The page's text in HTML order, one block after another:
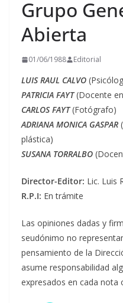
Grupo
Abierta
01/06/1988 Editorial
LUIS RAUL CALVO
PATRICIA FAYT(Docente
CARLOS FAYT(Fotógrafo)
ADRIANA MONICA GASPAR
plástica)
SUSANA TORRALBO
Director-Editor: Lic. Luis
R.P.I: En trámite
Las opiniones dadas y
seudónimo no
pensamiento de la
asume responsabilidad
expresados en cada nota